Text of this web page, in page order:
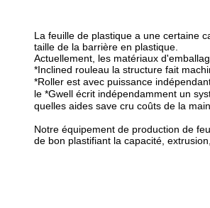
La feuille de plastique a une certaine
taille de la barrière en plastique.
Actuellement, les matériaux
*Inclined rouleau la structure fait
*Roller est avec puissance
le *Gwell écrit indépendamment un
quelles aides save cru coûts de la
Notre équipement de production de
de bon plastifiant la capacité,